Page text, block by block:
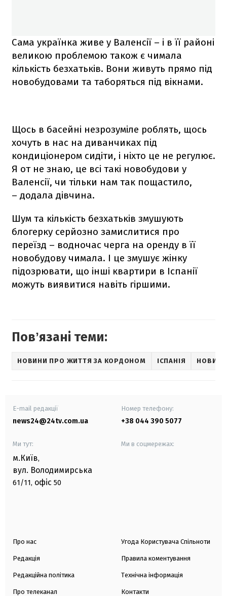
Сама українка живе у Валенсії – і в її районі
великою проблемою також є чимала
кількість безхатьків. Вони живуть прямо під
новобудовами та таборяться під вікнами.
Щось в басейні незрозуміле роблять, щось
хочуть в нас на диванчиках під
кондиціонером сидіти, і ніхто це не регулює.
Я от не знаю, це всі такі новобудови у
Валенсії, чи тільки нам так пощастило,
– додала дівчина.
Шум та кількість безхатьків змушують
блогерку серйозно замислитися про
переїзд – водночас черга на оренду в її
новобудову чимала. І це змушує жінку
підозрювати, що інші квартири в Іспанії
можуть виявитися навіть гіршими.
Повʼязані теми:
НОВИНИ ПРО ЖИТТЯ ЗА КОРДОНОМ ІСПАНІЯ
E-mail редакції
news24@24tv.com.ua
Номер телефону:
+38 044 390 5077
Ми тут:
м.Київ,
вул. Володимирська
61/11, офіс 50
Ми в соцмережах:
Про нас
Редакція
Редакційна політика
Про телеканал
Угода Користувача Спільноти
Правила коментування
Технічна інформація
Контакти